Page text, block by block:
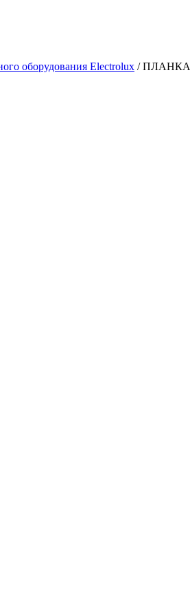
оборудования Electrolux /ПЛАНКА